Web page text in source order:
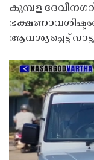
കുമ്പള
ആവശ്യപ്പെട്ട്